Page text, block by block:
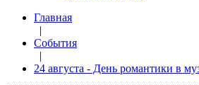
Главная
|
События
|
24 августа - День романтики в